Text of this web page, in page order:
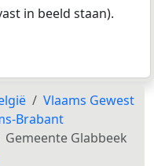
in beeld staan).
Vlaams Gewest
Brabant
Gemeente Glabbeek